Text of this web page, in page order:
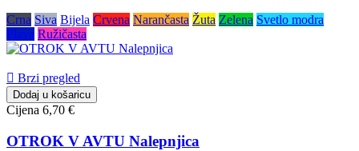
Crna Siva Bijela Crvena Narančasta Žuta Zelena Svetlo modra
Plava Ružičasta
 Brzi pregled
Dodaj u košaricu
Cijena 6,70 €
OTROK V AVTU Nalepnjica